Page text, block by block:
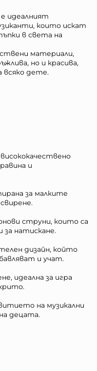
идеалният
които искат
в света на
материали,
но и красива,
всяко дете.
и
за малките
струни, които са
за натискане.
дизайн, който
и учат.
идеална за игра
на музикални
децата.